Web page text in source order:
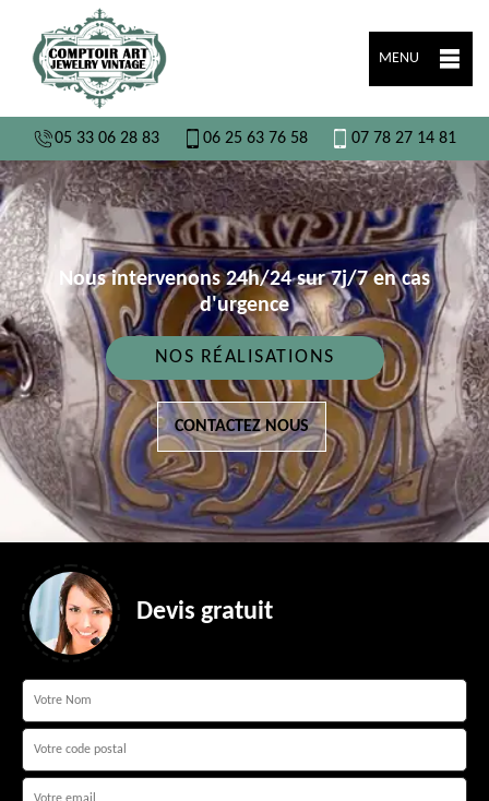
MENU
05 33 06 28 83 06 25 63 76 58 07 78 27 14 81
Nous intervenons 24h/24 sur 7j/7 en cas
d'urgence
NOS RÉALISATIONS
CONTACTEZ NOUS
Devis gratuit